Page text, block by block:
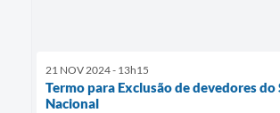
21 NOV 2024 - 13h15
Termo para Exclusão de devedores do
Nacional